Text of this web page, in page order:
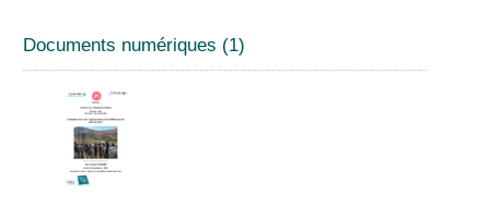
Documents numériques (1)